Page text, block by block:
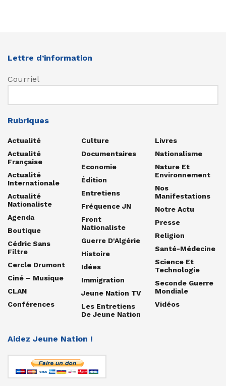
Lettre d’information
Courriel
Rubriques
Actualité
Actualité
Française
Actualité
Internationale
Actualité
Nationaliste
Agenda
Boutique
Cédric Sans
Filtre
Cercle Drumont
Ciné – Musique
CLAN
Conférences
Culture
Documentaires
Economie
Édition
Entretiens
Fréquence JN
Front
Nationaliste
Guerre D'Algérie
Histoire
Idées
Immigration
Jeune Nation TV
Les Entretiens
De Jeune Nation
Livres
Nationalisme
Nature Et
Environnement
Nos
Manifestations
Notre Actu
Presse
Religion
Santé-Médecine
Science Et
Technologie
Seconde Guerre
Mondiale
Vidéos
Aidez Jeune Nation !